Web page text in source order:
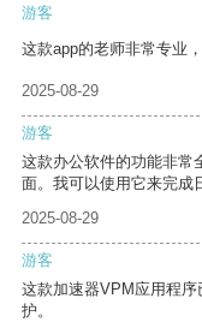
游客
这款app的老师非常专业
2025-08-29
游客
这款办公软件的功能非常
面。我可以使用它来完成
2025-08-29
游客
这款加速器VPM应用程
护。